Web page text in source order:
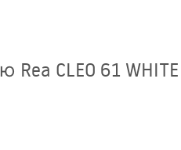
CLEO 61 WHITE